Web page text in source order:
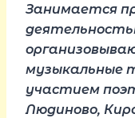
Занимается
музыкальные
участием
Людиново,